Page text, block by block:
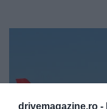
drivemagazine.ro -